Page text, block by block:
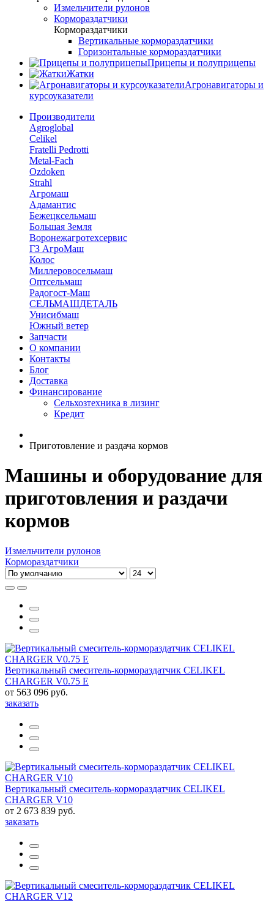
Измельчители рулонов
Кормораздатчики
Кормораздатчики
Вертикальные кормораздатчики
Горизонтальные кормораздатчики
Прицепы и полуприцепы
Жатки
Агронавигаторы и
курсоуказатели
Производители
Agroglobal
Celikel
Fratelli Pedrotti
Metal-Fach
Ozdoken
Strahl
Агромаш
Адамантис
Бежецксельмаш
Большая Земля
Воронежагротехсервис
ГЗ АгроМаш
Колос
Миллеровосельмаш
Оптсельмаш
Радогост-Маш
СЕЛЬМАШДЕТАЛЬ
Унисибмаш
Южный ветер
Запчасти
О компании
Контакты
Блог
Доставка
Финансирование
Сельхозтехника в лизинг
Кредит
Приготовление и раздача кормов
Машины и оборудование для
приготовления и раздачи
кормов
Измельчители рулонов
Кормораздатчики
Вертикальный смеситель-кормораздатчик CELIKEL
CHARGER V0.75 E
от 563 096 руб.
заказать
Вертикальный смеситель-кормораздатчик CELIKEL
CHARGER V10
от 2 673 839 руб.
заказать